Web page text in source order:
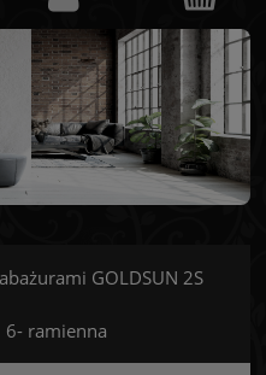
GOLDSUN 2S
ramienna